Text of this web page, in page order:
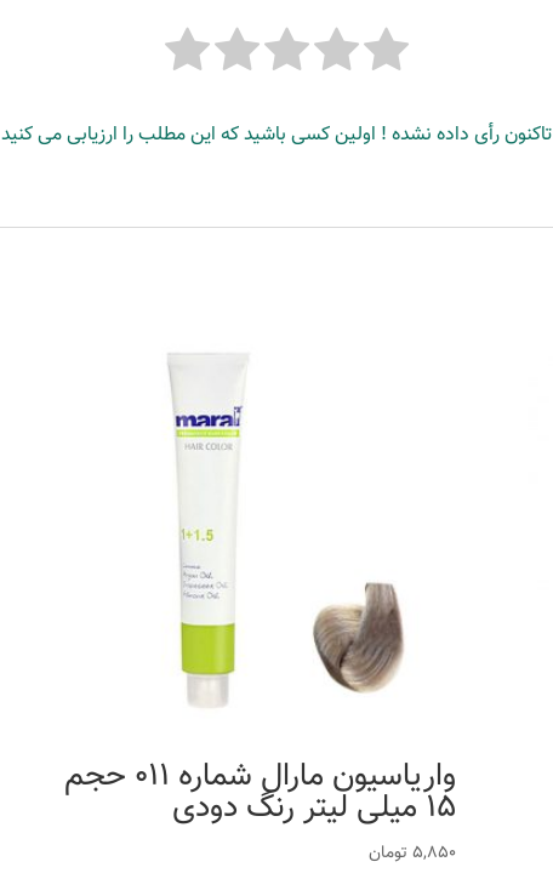
تاکنون رأی داده نشده ! اولین کسی باشید که این مطلب را ارزیابی می کنید
واریاسیون مارال شماره 011 حجم
15 میلی لیتر رنگ دودی
5,850 تومان